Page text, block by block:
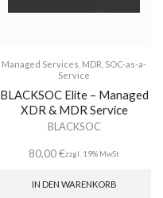
Managed Services MDR SOC-as-a-
Service
BLACKSOC Elite – Managed
XDR & MDR Service
BLACKSOC
80,00€zzgl. 19% MwSt
IN DEN WARENKORB